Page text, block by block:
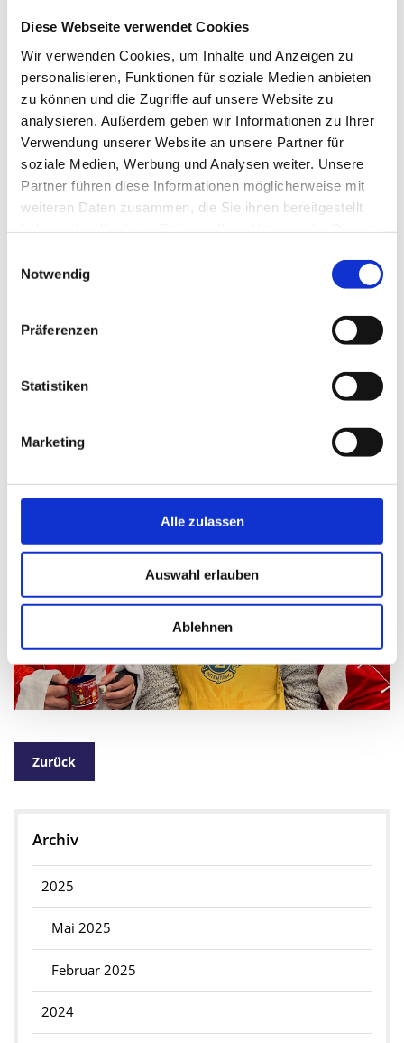
Diese Webseite verwendet Cookies
Wir verwenden Cookies, um Inhalte und Anzeigen zu
personalisieren, Funktionen für soziale Medien anbieten
zu können und die Zugriffe auf unsere Website zu
analysieren. Außerdem geben wir Informationen zu Ihrer
Verwendung unserer Website an unsere Partner für
soziale Medien, Werbung und Analysen weiter. Unsere
Partner führen diese Informationen möglicherweise mit
weiteren Daten zusammen, die Sie ihnen bereitgestellt
Notwendig
Präferenzen
Statistiken
Marketing
Alle zulassen
Auswahl erlauben
Ablehnen
Zurück
Archiv
2025
Mai 2025
Februar 2025
2024